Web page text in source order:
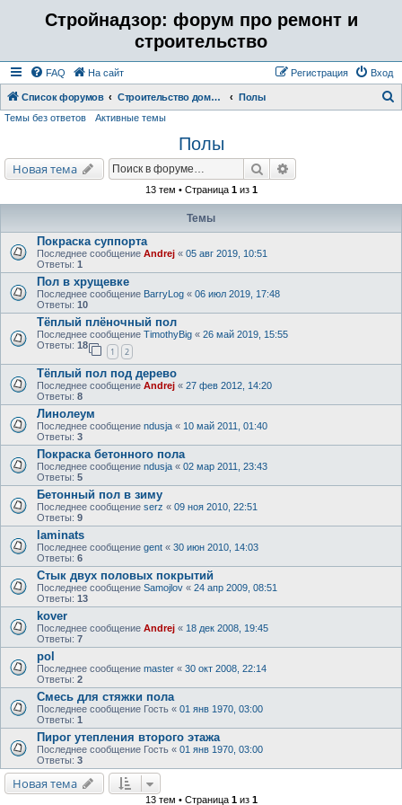
Стройнадзор: форум про ремонт и
строительство
FAQ На сайт Вход
Регистрация
Список форумов Строительство дома, бани, коттеджа. Отделка ремонт помещений. Полы
Темы без ответов Активные темы
Полы
Новая тема Поиск
13 тем • Страница 1из 1
Темы
Покраска суппорта
Последнее сообщение Andrej « 05 авг 2019, 10:51
Ответы: 1
Пол в хрущевке
Последнее сообщение BarryLog « 06 июл 2019, 17:48
Ответы: 10
Тёплый плёночный пол
Последнее сообщение TimothyBig « 26 май 2019, 15:55
Ответы: 18
1 2
Тёплый пол под дерево
Последнее сообщение Andrej « 27 фев 2012, 14:20
Ответы: 8
Линолеум
Последнее сообщение ndusja « 10 май 2011, 01:40
Ответы: 3
Покраска бетонного пола
Последнее сообщение ndusja « 02 мар 2011, 23:43
Ответы: 5
Бетонный пол в зиму
Последнее сообщение serz « 09 ноя 2010, 22:51
Ответы: 9
laminats
Последнее сообщение gent « 30 июн 2010, 14:03
Ответы: 6
Стык двух половых покрытий
Последнее сообщение Samojlov « 24 апр 2009, 08:51
Ответы: 13
kover
Последнее сообщение Andrej « 18 дек 2008, 19:45
Ответы: 7
pol
Последнее сообщение master « 30 окт 2008, 22:14
Ответы: 2
Смесь для стяжки пола
Последнее сообщение Гость « 01 янв 1970, 03:00
Ответы: 1
Пирог утепления второго этажа
Последнее сообщение Гость « 01 янв 1970, 03:00
Ответы: 3
Новая тема
13 тем • Страница 1из 1